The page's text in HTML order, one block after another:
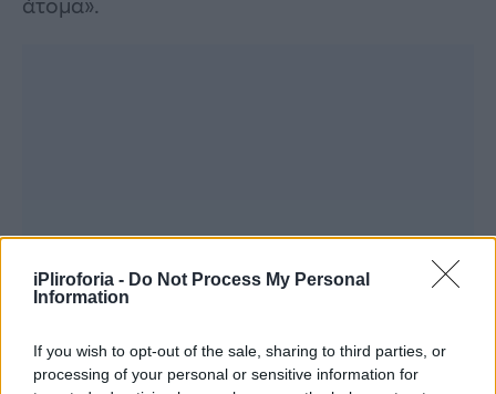
iPliroforia - Do Not Process My Personal
Information
If you wish to opt-out of the sale, sharing to third parties, or
processing of your personal or sensitive information for